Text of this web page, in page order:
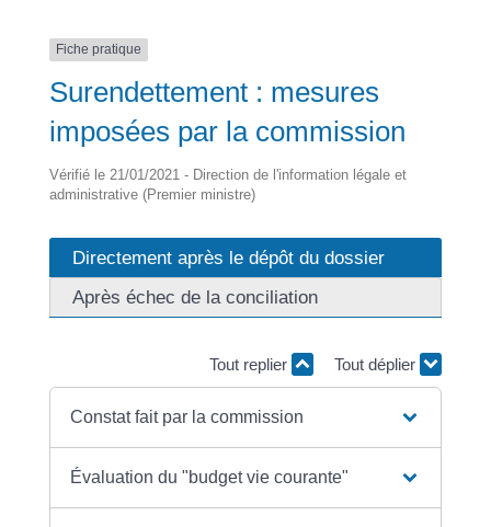
Fiche pratique
Surendettement : mesures
imposées par la commission
Vérifié le 21/01/2021 - Direction de l'information légale et
administrative (Premier ministre)
Directement après le dépôt du dossier
Après échec de la conciliation
Tout replier Tout déplier
Constat fait par la commission
Évaluation du "budget vie courante"